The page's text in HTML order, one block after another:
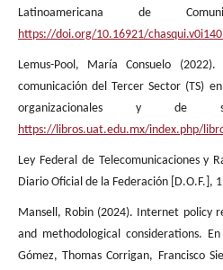
Latinoamericana de
https://doi.org/10.16921/
Lemus-Pool, María Consuelo
comunicación del Tercer Sector (TS)
organizacionales y de
https://libros.uat.edu.mx/index.php/
Ley Federal de Telecomunicaciones y
Diario Oficial de la Federación [D.O.F.],
Mansell, Robin (2024). Internet policy
and methodological considerations.
Gómez, Thomas Corrigan, Francisco